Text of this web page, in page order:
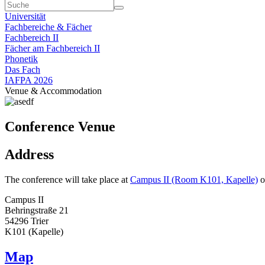
Universität
Fachbereiche & Fächer
Fachbereich II
Fächer am Fachbereich II
Phonetik
Das Fach
IAFPA 2026
Venue & Accommodation
Conference Venue
Address
The conference will take place at Campus II (Room K101, Kapelle)
Campus II
Behringstraße 21
54296 Trier
K101 (Kapelle)
Map